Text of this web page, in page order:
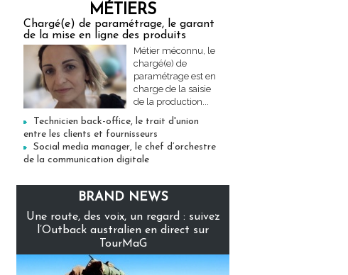
MÉTIERS
Chargé(e) de paramétrage, le garant
de la mise en ligne des produits
Métier méconnu, le
chargé(e) de
paramétrage est en
charge de la saisie
de la production...
Technicien back-office, le trait d'union
entre les clients et fournisseurs
Social media manager, le chef d’orchestre
de la communication digitale
BRAND NEWS
Une route, des voix, un regard : suivez
l’Outback australien en direct sur
TourMaG